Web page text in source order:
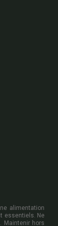
alimentation
essentiels. Ne
Maintenir hors